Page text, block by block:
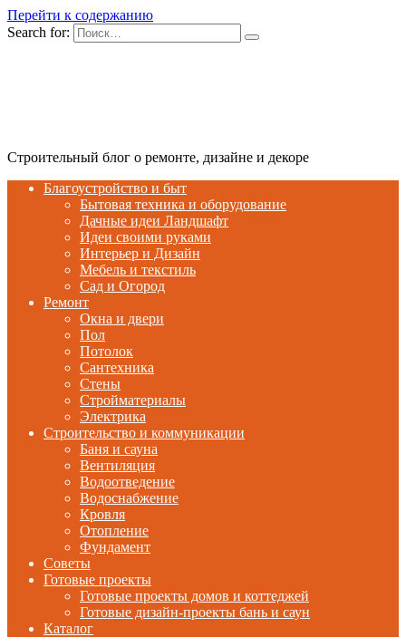
Перейти к содержанию
Search for:
Строительный блог о ремонте, дизайне и декоре
Благоустройство и быт
Бытовая техника и оборудование
Дачные идеи Ландшафт
Идеи своими руками
Интерьер и Дизайн
Мебель и текстиль
Сад и Огород
Ремонт
Окна и двери
Пол
Потолок
Сантехника
Стены
Стройматериалы
Электрика
Строительство и коммуникации
Баня и сауна
Вентиляция
Водоотведение
Водоснабжение
Кровля
Отопление
Фундамент
Советы
Готовые проекты
Готовые проекты домов и коттеджей
Готовые дизайн-проекты бань и саун
Каталог